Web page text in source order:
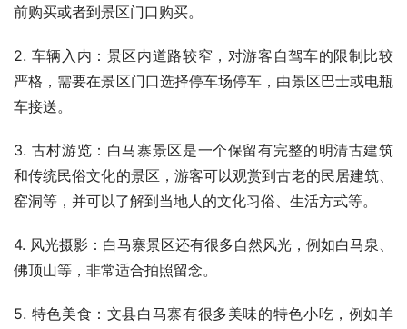
前购买或者到景区门口购买。
2. 车辆入内：景区内道路较窄，对游客自驾车的限制比较
严格，需要在景区门口选择停车场停车，由景区巴士或电瓶
车接送。
3. 古村游览：白马寨景区是一个保留有完整的明清古建筑
和传统民俗文化的景区，游客可以观赏到古老的民居建筑、
窑洞等，并可以了解到当地人的文化习俗、生活方式等。
4. 风光摄影：白马寨景区还有很多自然风光，例如白马泉、
佛顶山等，非常适合拍照留念。
5. 特色美食：文县白马寨有很多美味的特色小吃，例如羊